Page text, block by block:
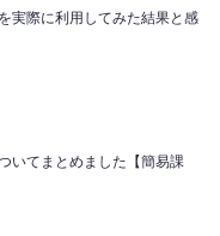
実際に利用してみた結果と感
いてまとめました【簡易課